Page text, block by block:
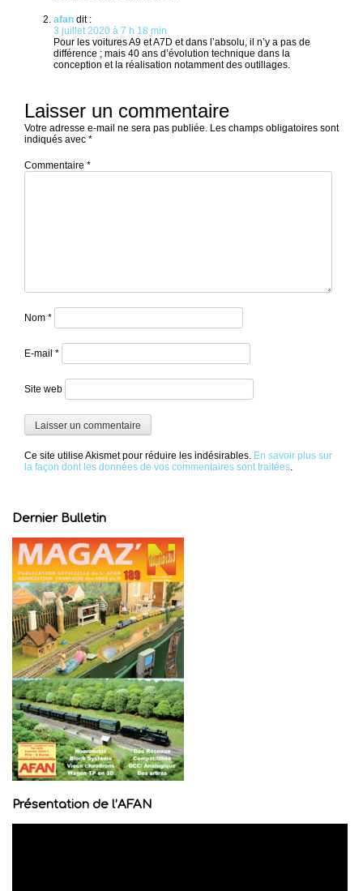
afan dit :
3 juillet 2020 à 7 h 18 min
Pour les voitures A9 et A7D et dans l’absolu, il n’y a pas de
différence ; mais 40 ans d’évolution technique dans la
conception et la réalisation notamment des outillages.
Laisser un commentaire
Votre adresse e-mail ne sera pas publiée. Les champs obligatoires sont
indiqués avec *
Commentaire *
Nom *
E-mail *
Site web
Ce site utilise Akismet pour réduire les indésirables. En savoir plus sur
la façon dont les données de vos commentaires sont traitées.
Dernier Bulletin
Présentation de l’AFAN